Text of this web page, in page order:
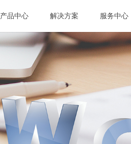
产品中心 解决方案 服务中心